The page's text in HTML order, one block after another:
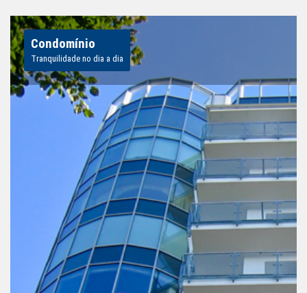
Condomínio
Tranquilidade no dia a dia